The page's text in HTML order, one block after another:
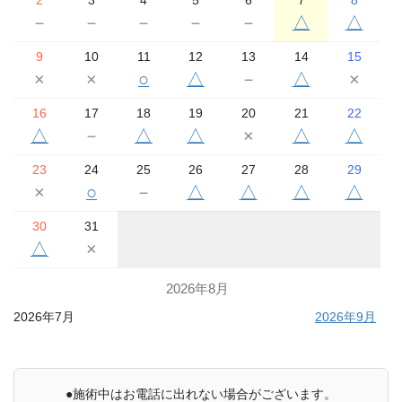
2026年8月
－ － － － － △ △
9
×
10
×
11
○
12
△
13
－
14
△
15
×
16
△
17
－
18
△
19
△
20
×
21
△
22
△
23
×
24
○
25
－
26
△
27
△
28
△
29
△
30
△
31
×
2026年7月 2026年9月
●施術中はお電話に出れない場合がございます。